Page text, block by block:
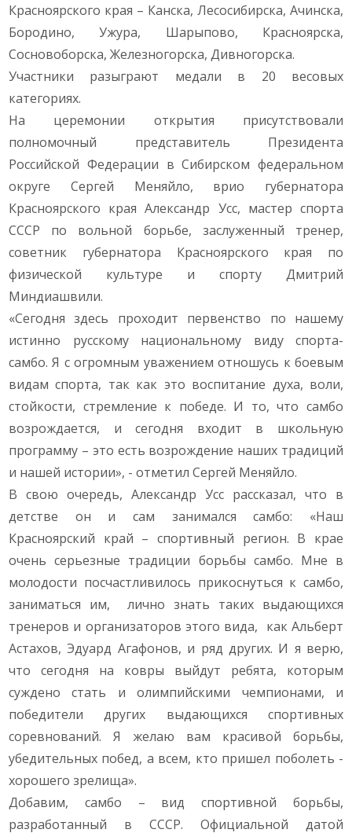
Красноярского края – Канска, Лесосибирска, Ачинска,
Бородино, Ужура, Шарыпово, Красноярска,
Сосновоборска, Железногорска, Дивногорска.
Участники разыграют медали в 20 весовых
категориях.
На церемонии открытия присутствовали
полномочный представитель Президента
Российской Федерации в Сибирском федеральном
округе Сергей Меняйло, врио губернатора
Красноярского края Александр Усс, мастер спорта
СССР по вольной борьбе, заслуженный тренер,
советник губернатора Красноярского края по
физической культуре и спорту Дмитрий
Миндиашвили.
«Сегодня здесь проходит первенство по нашему
истинно русскому национальному виду спорта-
самбо. Я с огромным уважением отношусь к боевым
видам спорта, так как это воспитание духа, воли,
стойкости, стремление к победе. И то, что самбо
возрождается, и сегодня входит в школьную
программу – это есть возрождение наших традиций
и нашей истории», - отметил Сергей Меняйло.
В свою очередь, Александр Усс рассказал, что в
детстве он и сам занимался самбо: «Наш
Красноярский край – спортивный регион. В крае
очень серьезные традиции борьбы самбо. Мне в
молодости посчастливилось прикоснуться к самбо,
заниматься им, лично знать таких выдающихся
тренеров и организаторов этого вида, как Альберт
Астахов, Эдуард Агафонов, и ряд других. И я верю,
что сегодня на ковры выйдут ребята, которым
суждено стать и олимпийскими чемпионами, и
победители других выдающихся спортивных
соревнований. Я желаю вам красивой борьбы,
убедительных побед, а всем, кто пришел поболеть -
хорошего зрелища».
Добавим, самбо – вид спортивной борьбы,
разработанный в СССР. Официальной датой